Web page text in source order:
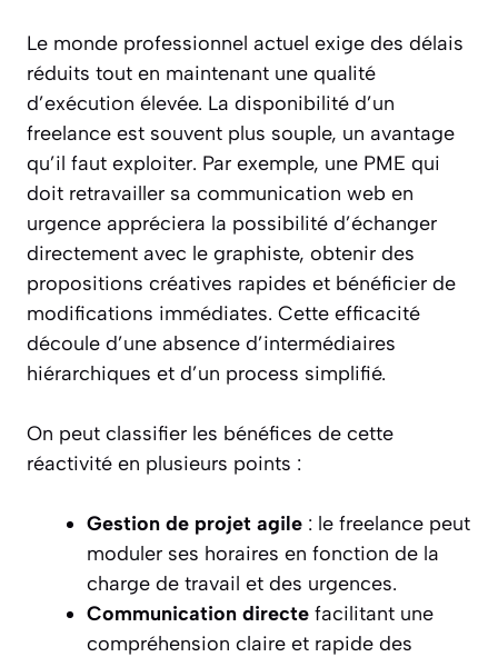
Le monde professionnel actuel exige des délais
réduits tout en maintenant une qualité
d’exécution élevée. La disponibilité d’un
freelance est souvent plus souple, un avantage
qu’il faut exploiter. Par exemple, une PME qui
doit retravailler sa communication web en
urgence appréciera la possibilité d’échanger
directement avec le graphiste, obtenir des
propositions créatives rapides et bénéficier de
modifications immédiates. Cette efficacité
découle d’une absence d’intermédiaires
hiérarchiques et d’un process simplifié.
On peut classifier les bénéfices de cette
réactivité en plusieurs points :
Gestion de projet agile : le freelance peut
moduler ses horaires en fonction de la
charge de travail et des urgences.
Communication directe facilitant une
compréhension claire et rapide des